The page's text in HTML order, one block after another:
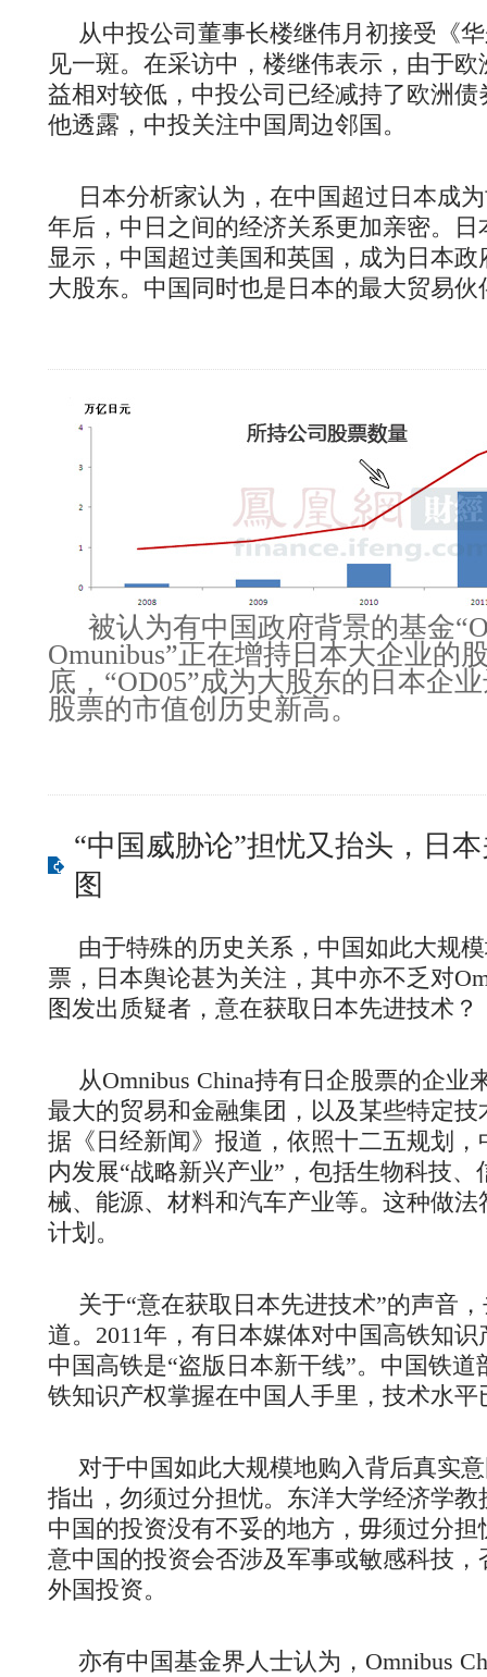
从中投公司董事长楼继伟月初接受《
见一斑。在采访中，楼继伟表示，由于
益相对较低，中投公司已经减持了欧洲
他透露，中投关注中国周边邻国。
日本分析家认为，在中国超过日本成
年后，中日之间的经济关系更加亲密。
显示，中国超过美国和英国，成为日本
大股东。中国同时也是日本的最大贸易伙
被认为有中国政府背景的基金
Omunibus”正在增持日本大企业的
底，“OD05”成为大股东的日本企
股票的市值创历史新高。
“中国威胁论”担忧又抬头，日
图
由于特殊的历史关系，中国如此大规
票，日本舆论甚为关注，其中亦不乏对
图发出质疑者，意在获取日本先进技术？
从Omnibus China持有日企股票的企业
最大的贸易和金融集团，以及某些特定
据《日经新闻》报道，依照十二五规划
内发展“战略新兴产业”，包括生物科技
械、能源、材料和汽车产业等。这种做
计划。
关于“意在获取日本先进技术”的声音
道。2011年，有日本媒体对中国高铁知
中国高铁是“盗版日本新干线”。中国铁
铁知识产权掌握在中国人手里，技术水
对于中国如此大规模地购入背后真实
指出，勿须过分担忧。东洋大学经济学
中国的投资没有不妥的地方，毋须过分
意中国的投资会否涉及军事或敏感科技
外国投资。
亦有中国基金界人士认为，Omnibus